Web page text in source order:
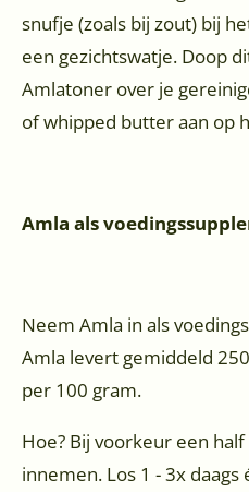
snufje (zoals bij zout) bij
een gezichtswatje. Doop
Amlatoner over je
of whipped butter aan op
Amla als
Neem Amla in als
Amla levert gemiddeld
per 100 gram.
Hoe? Bij voorkeur een
innemen. Los 1 - 3x